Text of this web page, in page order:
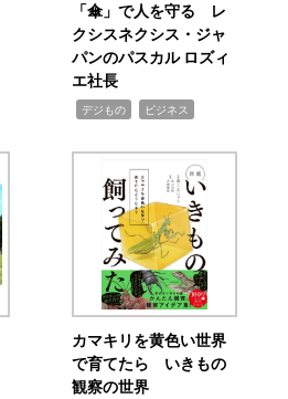
「傘」で人を守る レ
クシスネクシス・ジャ
パンのパスカル ロズィ
エ社長
デジもの ビジネス
カマキリを黄色い世界
で育てたら いきもの
観察の世界